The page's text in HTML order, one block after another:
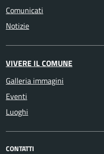
Comunicati
Notizie
VIVERE IL COMUNE
Galleria immagini
Eventi
Luoghi
CONTATTI